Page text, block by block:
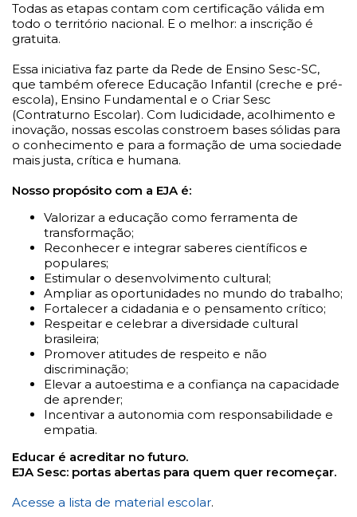
Todas as etapas contam com certificação válida em
todo o território nacional. E o melhor: a inscrição é
gratuita.
Essa iniciativa faz parte da Rede de Ensino Sesc-SC,
que também oferece Educação Infantil (creche e pré-
escola), Ensino Fundamental e o Criar Sesc
(Contraturno Escolar). Com ludicidade, acolhimento e
inovação, nossas escolas constroem bases sólidas para
o conhecimento e para a formação de uma sociedade
mais justa, crítica e humana.
Nosso propósito com a EJA é:
Valorizar a educação como ferramenta de
transformação;
Reconhecer e integrar saberes científicos e
populares;
Estimular o desenvolvimento cultural;
Ampliar as oportunidades no mundo do trabalho;
Fortalecer a cidadania e o pensamento crítico;
Respeitar e celebrar a diversidade cultural
brasileira;
Promover atitudes de respeito e não
discriminação;
Elevar a autoestima e a confiança na capacidade
de aprender;
Incentivar a autonomia com responsabilidade e
empatia.
Educar é acreditar no futuro.
EJA Sesc: portas abertas para quem quer recomeçar.
Acesse a lista de material escolar.